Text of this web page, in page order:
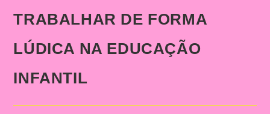
TRABALHAR DE FORMA
LÚDICA NA EDUCAÇÃO
INFANTIL